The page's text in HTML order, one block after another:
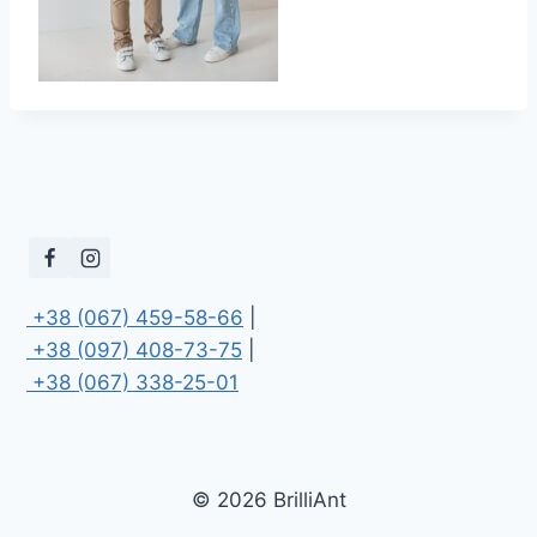
+38 (067) 459-58-66
+38 (097) 408-73-75
+38 (067) 338-25-01
© 2026 BrilliAnt